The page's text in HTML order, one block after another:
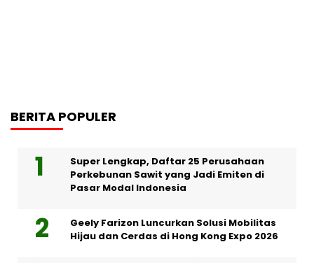
BERITA POPULER
Super Lengkap, Daftar 25 Perusahaan
Perkebunan Sawit yang Jadi Emiten di
Pasar Modal Indonesia
Geely Farizon Luncurkan Solusi Mobilitas
Hijau dan Cerdas di Hong Kong Expo 2026